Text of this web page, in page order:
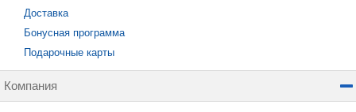
Доставка
Бонусная программа
Подарочные карты
Компания